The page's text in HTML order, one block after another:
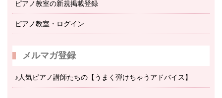
ピアノ教室の新規掲載登録
ピアノ教室・ログイン
メルマガ登録
♪人気ピアノ講師たちの【うまく弾けちゃうアドバイス】